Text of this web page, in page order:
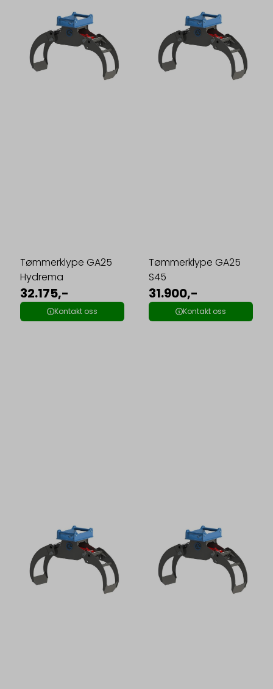
Tømmerklype GA25
Hydrema
32.175,-
Kontakt oss
Tømmerklype GA25
S45
31.900,-
Kontakt oss